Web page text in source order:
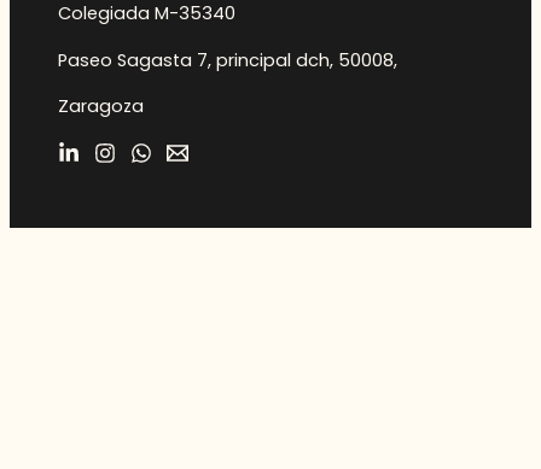
Colegiada M-35340
Paseo Sagasta 7, principal dch, 50008,
Zaragoza